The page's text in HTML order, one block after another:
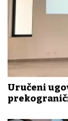
Uručeni